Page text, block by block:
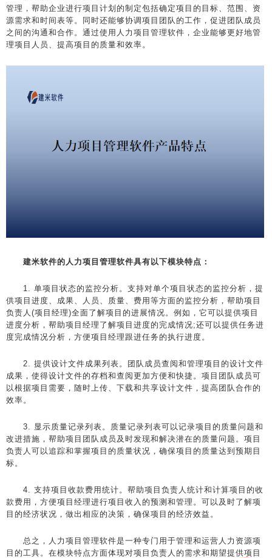
管理，帮助企业进行项目计划的制定包括确定项目的目标、范围、资
源需求和时间表等。同时还能够协调项目团队的工作，促进团队成员
之间的沟通和合作。通过使用人力项目管理软件，企业能够更好地管
理项目人员、提高项目的质量和效率。
建米软件的人力项目管理软件具有以下模块特点：
1. 单项目状态的监控分析。支持对单个项目状态的监控分析，提
供项目进度、成果、人员、质量、费用等方面的监控分析，帮助项目
负责人(项目经理)全面了解项目的进展情况。例如，它可以提供项目
进度分析，帮助项目经理了解项目进度的完成情况;还可以提供任务进
度完成情况分析，方便项目经理跟进任务的执行进度。
2. 提供设计文件成果列表。团队成员查阅和管理项目的设计文件
成果，使得设计文件的存档和查阅更加方便和快捷。项目团队成员可
以根据项目需要，随时上传、下载和共享设计文件，提高团队合作的
效率。
3. 显示质量记录列表。质量记录列表可以记录项目的质量问题和
改进措施，帮助项目团队成员及时发现和解决潜在的质量问题。项目
负责人可以追踪和掌握项目的质量状况，确保项目的质量达到预期目
标。
4. 支持项目收款费用统计。帮助项目负责人统计和计算项目的收
款费用，方便项目经理进行项目收入的预测和管理。可以及时了解项
目的经济状况，做出相应的决策，确保项目的经济效益。
总之，人力项目管理软件是一种专门用于管理和运营人力资源项
目的工具。在模块特点方面体现对项目负责人的需求和期望提供项目